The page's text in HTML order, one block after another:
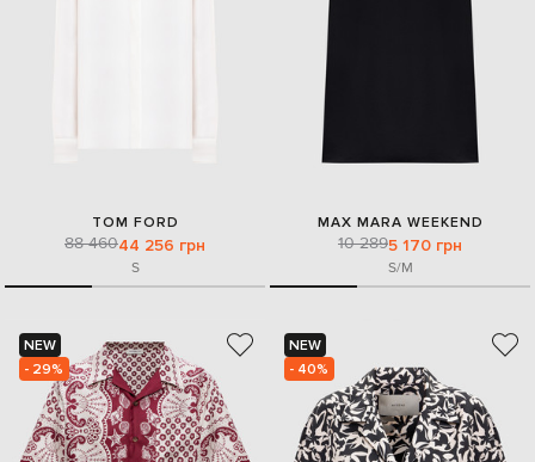
TOM FORD
88 46044 256 грн
S
MAX MARA WEEKEND
10 2895 170 грн
S/M
NEW
- 29%
NEW
- 40%